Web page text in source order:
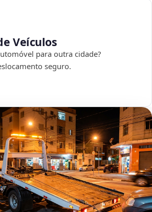
Veículos
para outra cidade?
seguro.